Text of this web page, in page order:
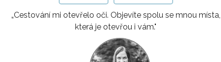
„Cestování mi otevřelo oči. Objevíte spolu se mnou místa,
která je otevřou i vám."